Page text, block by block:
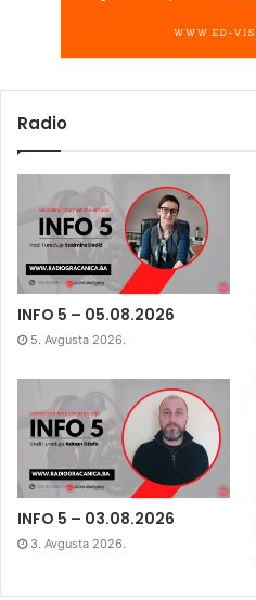
Radio
INFO 5 – 05.08.2026
5. Avgusta 2026.
INFO 5 – 03.08.2026
3. Avgusta 2026.